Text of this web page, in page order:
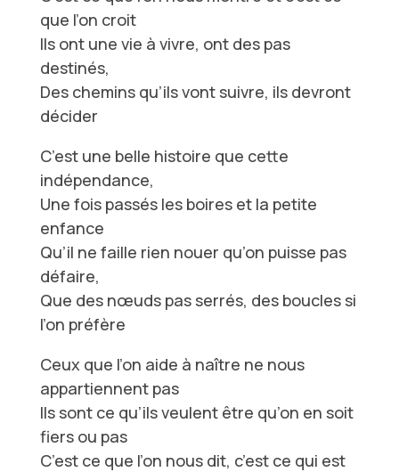
que l’on croit
Ils ont une vie à vivre, ont des pas
destinés,
Des chemins qu’ils vont suivre, ils devront
décider
C’est une belle histoire que cette
indépendance,
Une fois passés les boires et la petite
enfance
Qu’il ne faille rien nouer qu’on puisse pas
défaire,
Que des nœuds pas serrés, des boucles si
l’on préfère
Ceux que l’on aide à naître ne nous
appartiennent pas
Ils sont ce qu’ils veulent être qu’on en soit
fiers ou pas
C’est ce que l’on nous dit, c’est ce qui est